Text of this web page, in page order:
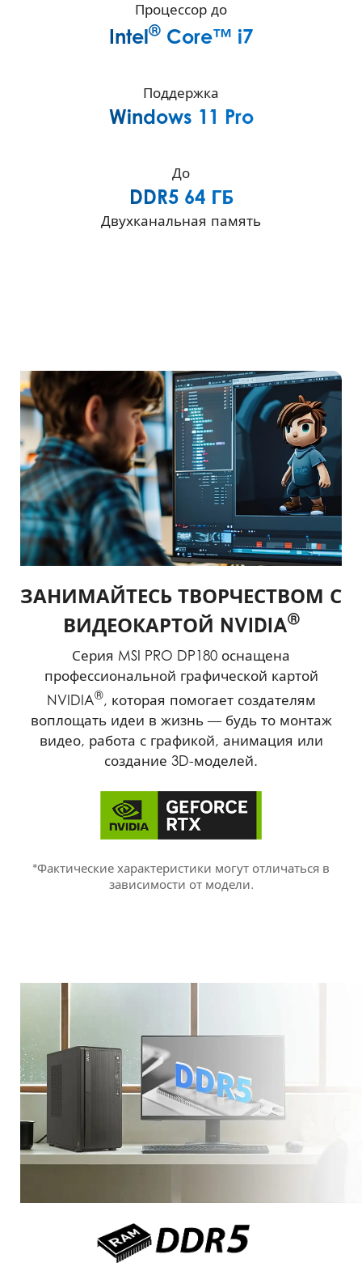
Процессор до
Intel® Core™ i7
Поддержка
Windows 11 Pro
До
DDR5 64 ГБ
Двухканальная память
ЗАНИМАЙТЕСЬ ТВОРЧЕСТВОМ С
ВИДЕОКАРТОЙ NVIDIA®
Серия MSI PRO DP180 оснащена
профессиональной графической картой
NVIDIA®, которая помогает создателям
воплощать идеи в жизнь — будь то монтаж
видео, работа с графикой, анимация или
создание 3D-моделей.
*Фактические характеристики могут отличаться в
зависимости от модели.